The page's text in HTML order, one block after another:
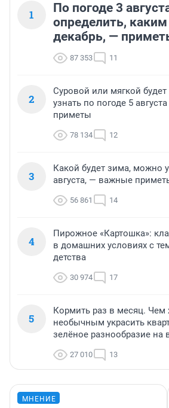
1
По погоде 3
определить, каким
декабрь, —
87 353 11
2
Суровой или мягкой
узнать по погоде 5
приметы
78 134 12
3
Какой будет зима, можно
августа, — важные
56 861 14
4
Пирожное «Картошка»:
в домашних условиях с
детства
30 974 17
5
Кормить раз в месяц.
необычным украсить
зелёное разнообразие на
27 010 13
МНЕНИЕ